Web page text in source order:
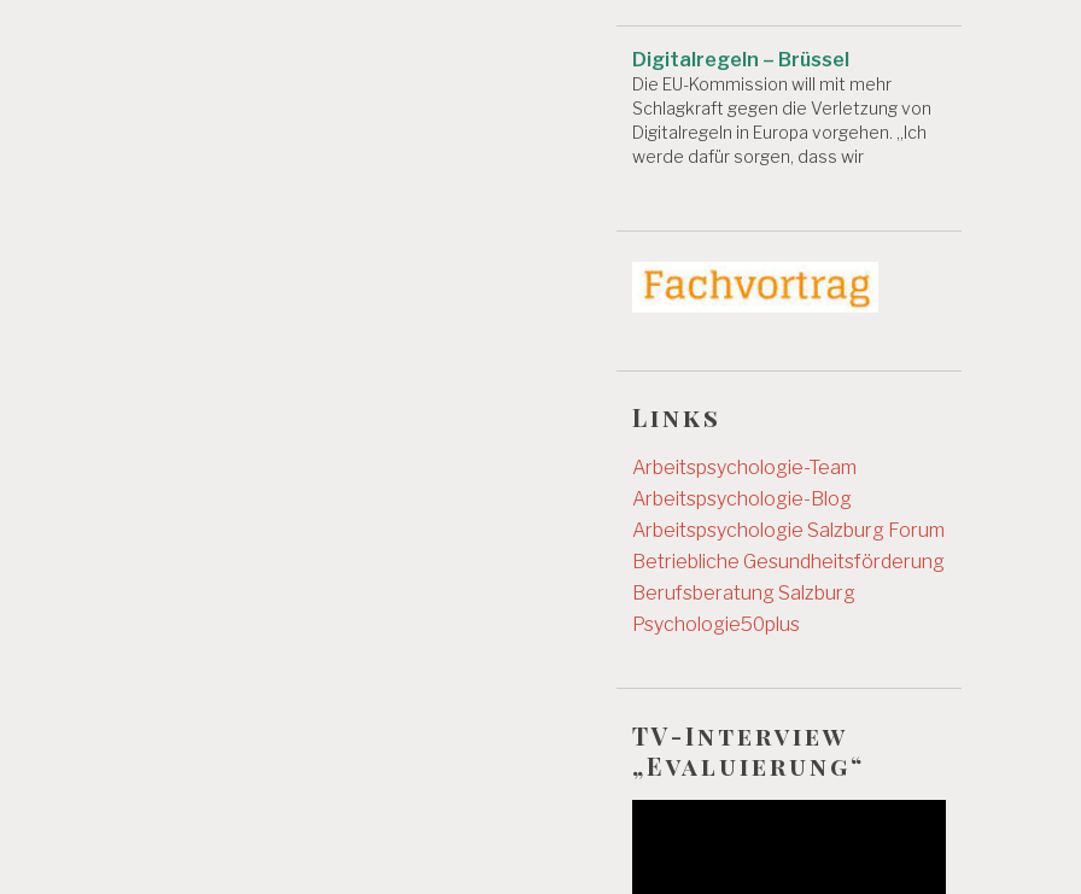
Digitalregeln – Brüssel
Die EU-Kommission will mit mehr
Schlagkraft gegen die Verletzung von
Digitalregeln in Europa vorgehen. „Ich
werde dafür sorgen, dass wir
Links
Arbeitspsychologie-Team
Arbeitspsychologie-Blog
Arbeitspsychologie Salzburg Forum
Betriebliche Gesundheitsförderung
Berufsberatung Salzburg
Psychologie50plus
TV-Interview
„Evaluierung“